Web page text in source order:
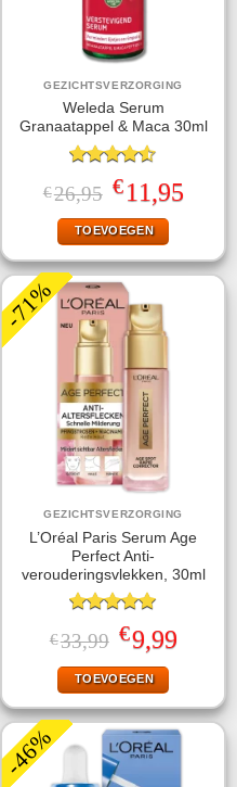
GEZICHTSVERZORGING
Weleda Serum
Granaatappel & Maca 30ml
Gewaardeerd
4.50uit 5
€26,95 Oorspronkelijke
prijs
was:
€26,95.
€11,95Huidige
prijs
TOEVOEGEN
-71%
GEZICHTSVERZORGING
L’Oréal Paris Serum Age
Perfect Anti-
verouderingsvlekken, 30ml
Gewaardeerd
5.00uit 5
€33,99 Oorspronkelijke
prijs
was:
€33,99.
€9,99Huidige
prijs
TOEVOEGEN
-46%